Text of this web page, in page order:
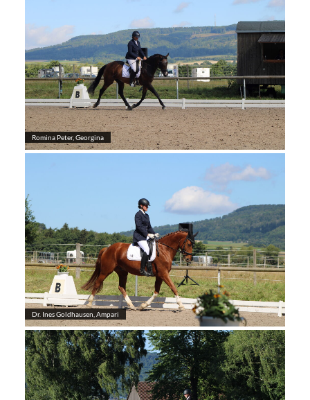
Romina Peter, Georgina
Dr. Ines Goldhausen, Ampari